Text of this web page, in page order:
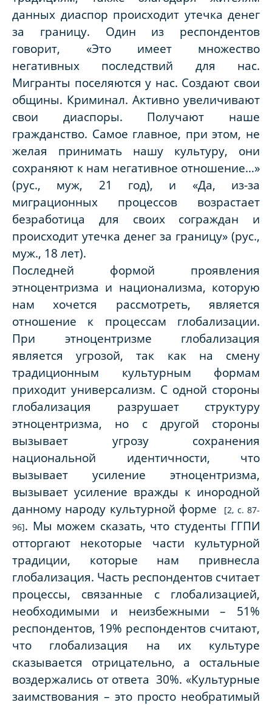
данных диаспор происходит утечка денег
за границу. Один из респондентов
говорит, «Это имеет множество
негативных последствий для нас.
Мигранты поселяются у нас. Создают свои
общины. Криминал. Активно увеличивают
свои диаспоры. Получают наше
гражданство. Самое главное, при этом, не
желая принимать нашу культуру, они
сохраняют к нам негативное отношение…»
(рус., муж, 21 год), и «Да, из-за
миграционных процессов возрастает
безработица для своих сограждан и
происходит утечка денег за границу» (рус.,
муж., 18 лет).
Последней формой проявления
этноцентризма и национализма, которую
нам хочется рассмотреть, является
отношение к процессам глобализации.
При этноцентризме глобализация
является угрозой, так как на смену
традиционным культурным формам
приходит универсализм. С одной стороны
глобализация разрушает структуру
этноцентризма, но с другой стороны
вызывает угрозу сохранения
национальной идентичности, что
вызывает усиление этноцентризма,
вызывает усиление вражды к инородной
данному народу культурной форме
[2, с. 87-
96]. Мы можем сказать, что студенты ГГПИ
отторгают некоторые части культурной
традиции, которые нам привнесла
глобализация. Часть респондентов считает
процессы, связанные с глобализацией,
необходимыми и неизбежными – 51%
респондентов, 19% респондентов считают,
что глобализация на их культуре
сказывается отрицательно, а остальные
воздержались от ответа 30%. «Культурные
заимствования – это просто необратимый